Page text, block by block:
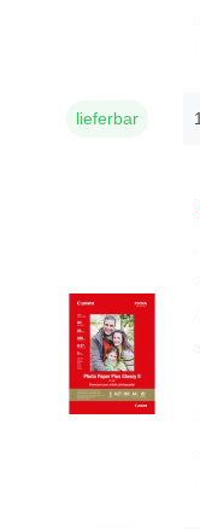
lieferbar